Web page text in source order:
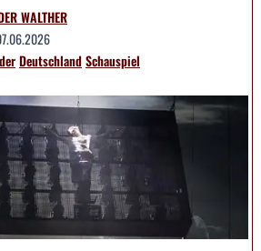
WALTHER
DeutschlandSchauspiel